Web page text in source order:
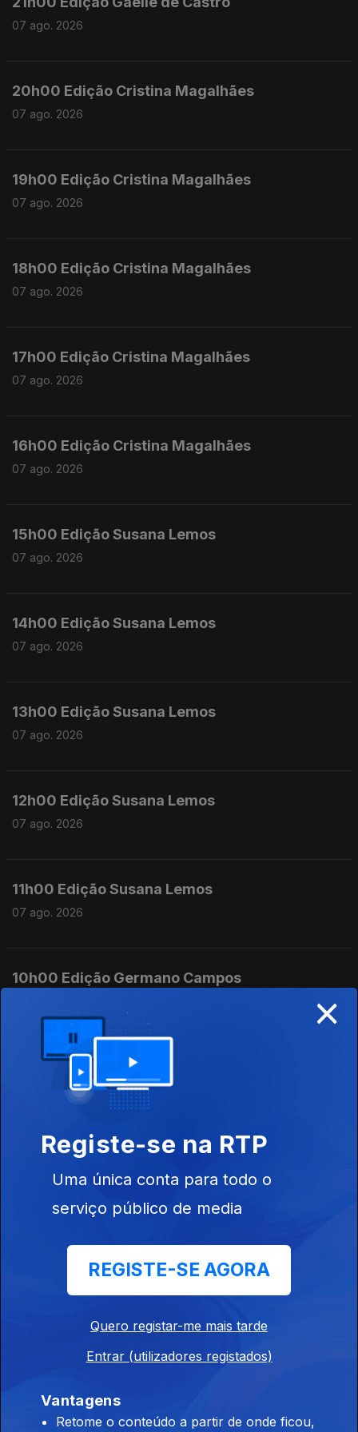
07 ago. 2026
20h00 Edição Cristina Magalhães
07 ago. 2026
19h00 Edição Cristina Magalhães
07 ago. 2026
18h00 Edição Cristina Magalhães
07 ago. 2026
17h00 Edição Cristina Magalhães
07 ago. 2026
16h00 Edição Cristina Magalhães
07 ago. 2026
15h00 Edição Susana Lemos
07 ago. 2026
14h00 Edição Susana Lemos
07 ago. 2026
13h00 Edição Susana Lemos
07 ago. 2026
12h00 Edição Susana Lemos
07 ago. 2026
11h00 Edição Susana Lemos
07 ago. 2026
10h00 Edição Germano Campos
09h00 Edição Germano Campos
07 ago. 2026
08h00 Edição Germano Campos
07 ago. 2026
07h00 Edição Germano Campos
00h00 Edição Gaelle Castro
23h00 Edição Gaelle de Castro
×
Registe-se na RTP
Uma única conta para todo o
serviço público de media
REGISTE-SE AGORA
Quero registar-me mais tarde
Entrar (utilizadores registados)
Vantagens
Retome o conteúdo a partir de onde ficou,